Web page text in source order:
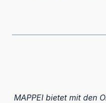
MAPPEI bietet mit den